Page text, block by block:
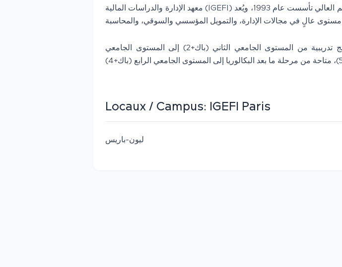
معهد الإدارة والدراسات المالية (IGEFI) هو مؤسسة للتعليم العالي تأسست عام 1993، ويُعد
يقدم المعهد برامج تدريبية من المستوى الجامعي الثاني (باك+2) إلى المستوى الجامعي
Locaux / Campus: IGEFI Paris
ليون-باريس